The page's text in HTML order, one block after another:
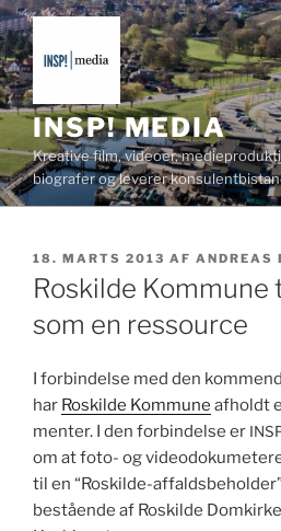
Videre
til
indhold
INSP! MEDIA
Kreative film, videoer,
biografer og leverer
UDGIVET
DEN
18. MARTS 2013 AF ANDREAS
Roskilde
som en ressource
I forbindelse med den
har Roskilde Kom­mune afholdt
menter. I den forbindelse er
om at foto- og
til en “Roskilde-
bestående af Roskilde